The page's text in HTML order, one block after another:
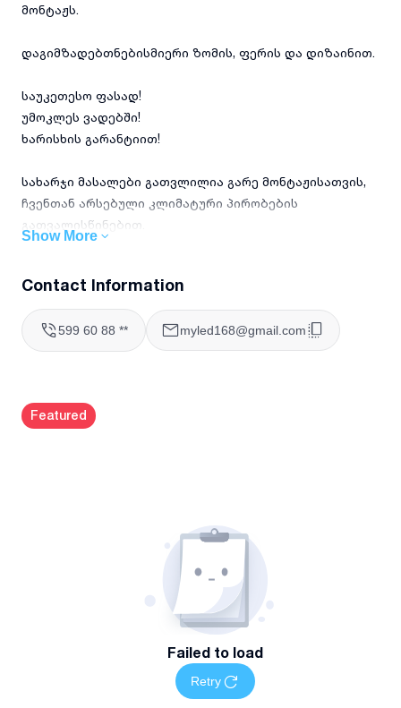
მონტაჟს.
დაგიმზადებთნებისმიერი ზომის, ფერის და დიზაინით.
საუკეთესო ფასად!
უმოკლეს ვადებში!
ხარისხის გარანტიით!
სახარჯი მასალები გათვლილია გარე მონტაჟისათვის,
ჩვენთან არსებული კლიმატური პირობების
გათვალისწინებით.
თანხას!
✫ გამოკვეთე შენი ბიზნესი და გახადე შესამჩნევი! ✫
გარე რეკლამა, მორბენალი სტრიქონი, სარეკალო დაფა,
Show More
Contact Information
599 60 88 ** myled168@gmail.com
Featured
Failed to load
Retry